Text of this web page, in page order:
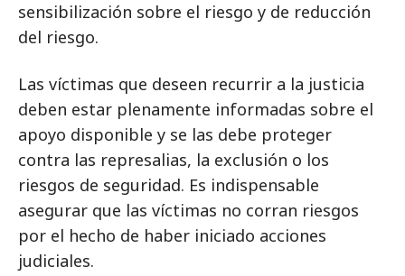
sensibilización sobre el riesgo y de reducción
del riesgo.
Las víctimas que deseen recurrir a la justicia
deben estar plenamente informadas sobre el
apoyo disponible y se las debe proteger
contra las represalias, la exclusión o los
riesgos de seguridad. Es indispensable
asegurar que las víctimas no corran riesgos
por el hecho de haber iniciado acciones
judiciales.